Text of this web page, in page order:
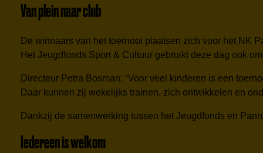
Van plein naar club
De winnaars van het toernooi plaatsen zich voor het NK
Het Jeugdfonds Sport & Cultuur gebruikt deze dag ook
Directeur Petra Bosman: “Voor veel kinderen is een
Daar kunnen zij wekelijks trainen, zich ontwikkelen en
Dankzij de samenwerking tussen het Jeugdfonds en
Iedereen is welkom